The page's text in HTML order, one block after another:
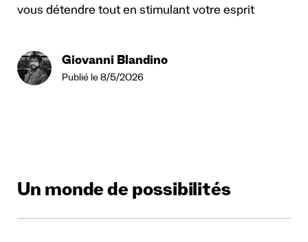
vous détendre tout en stimulant votre esprit
Giovanni Blandino
Publié le 8/5/2026
Un monde de possibilités